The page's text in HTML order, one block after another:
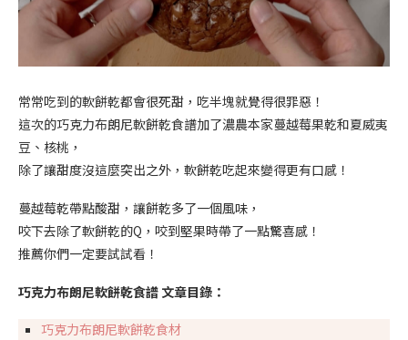
常常吃到的軟餅乾都會很死甜，吃半塊就覺得很罪惡！
這次的巧克力布朗尼軟餅乾食譜加了濃農本家蔓越莓果乾和夏威夷
豆、核桃，
除了讓甜度沒這麼突出之外，軟餅乾吃起來變得更有口感！
蔓越莓乾帶點酸甜，讓餅乾多了一個風味，
咬下去除了軟餅乾的Q，咬到堅果時帶了一點驚喜感！
推薦你們一定要試試看！
巧克力布朗尼軟餅乾食譜 文章目錄：
巧克力布朗尼軟餅乾食材